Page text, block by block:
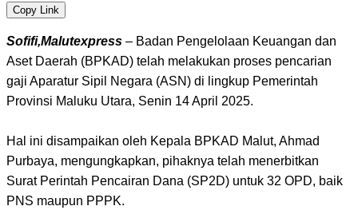
Copy Link
Sofifi,Malutexpress – Badan Pengelolaan Keuangan dan
Aset Daerah (BPKAD) telah melakukan proses pencarian
gaji Aparatur Sipil Negara (ASN) di lingkup Pemerintah
Provinsi Maluku Utara, Senin 14 April 2025.
Hal ini disampaikan oleh Kepala BPKAD Malut, Ahmad
Purbaya, mengungkapkan, pihaknya telah menerbitkan
Surat Perintah Pencairan Dana (SP2D) untuk 32 OPD, baik
PNS maupun PPPK.